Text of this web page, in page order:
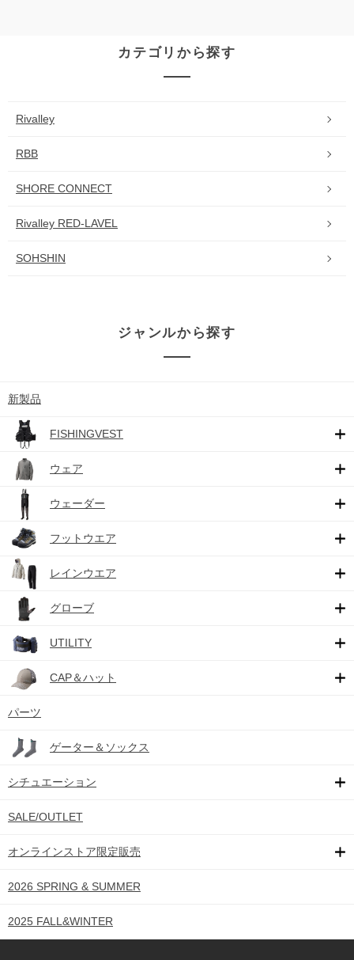
カテゴリから探す
Rivalley
RBB
SHORE CONNECT
Rivalley RED-LAVEL
SOHSHIN
ジャンルから探す
新製品
FISHINGVEST
ウェア
ウェーダー
フットウエア
レインウエア
グローブ
UTILITY
CAP＆ハット
パーツ
ゲーター＆ソックス
シチュエーション
SALE/OUTLET
オンラインストア限定販売
2026 SPRING & SUMMER
2025 FALL&WINTER